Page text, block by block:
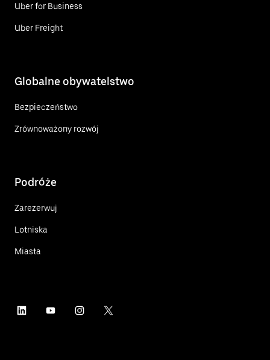
Uber for Business
Uber Freight
Globalne obywatelstwo
Bezpieczeństwo
Zrównoważony rozwój
Podróże
Zarezerwuj
Lotniska
Miasta